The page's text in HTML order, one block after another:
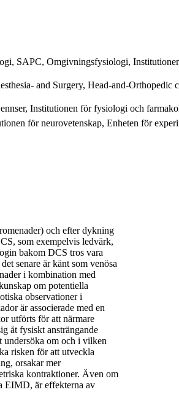
SAPC, Omgivningsfysiologi,
and Surgery, Head-and-Orthopedic
Institutionen för fysiologi och
för neurovetenskap, Enheten för
och efter dykning
som exempelvis ledvärk,
bakom DCS tros vara
senare är känt som venösa
i kombination med
om potentiella
observationer i
är associerade med en
utförts för att närmare
åt fysiskt ansträngande
undersöka om och i vilken
risken för att utveckla
orsakar mer
kontraktioner. Även om
EIMD, är effekterna av